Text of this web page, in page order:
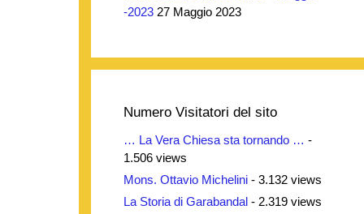
-2023 27 Maggio 2023
Numero Visitatori del sito
… La Vera Chiesa sta tornando … -
1.506 views
Mons. Ottavio Michelini - 3.132 views
La Storia di Garabandal - 2.319 views